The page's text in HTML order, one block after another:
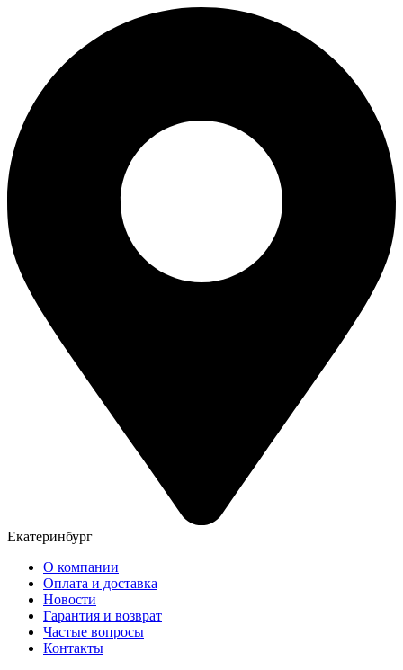
содержимому
Екатеринбург
О компании
Оплата и доставка
Новости
Гарантия и возврат
Частые вопросы
Контакты